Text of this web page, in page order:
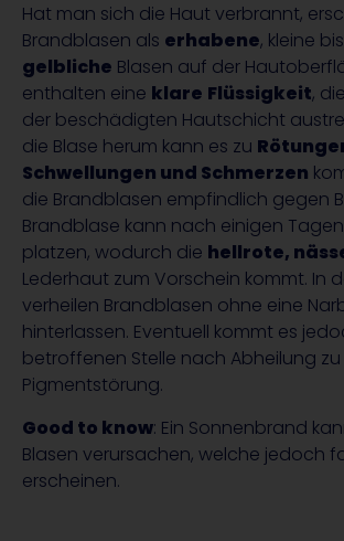
Hat man sich die Haut verbrannt,
Brandblasen als erhabene, kleine
gelbliche Blasen auf der
enthalten eine klare Flüssigkeit,
der beschädigten Hautschicht
die Blase herum kann es zu
Schwellungen und Schmerzen
die Brandblasen empfindlich gegen
Brandblase kann nach einigen
platzen, wodurch die hellrote,
Lederhaut zum Vorschein kommt. In
verheilen Brandblasen ohne eine
hinterlassen. Eventuell kommt es
betroffenen Stelle nach Abheilung zu
Pigmentstörung.
Good to know: Ein Sonnenbrand
Blasen verursachen, welche jedoch
erscheinen.